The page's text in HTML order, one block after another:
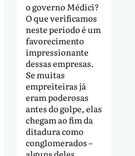
o governo Médici?
O que verificamos
neste período é um
favorecimento
impressionante
dessas empresas.
Se muitas
empreiteiras já
eram poderosas
antes do golpe, elas
chegam ao fim da
ditadura como
conglomerados –